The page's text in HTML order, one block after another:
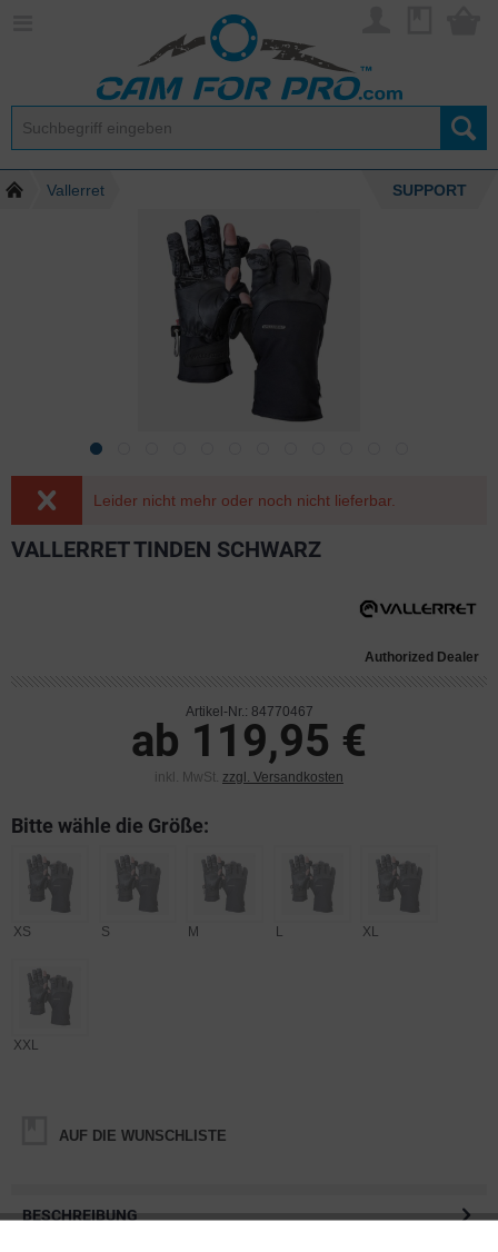
Vallerret SUPPORT
Leider nicht mehr oder noch nicht lieferbar.
VALLERRET TINDEN SCHWARZ
Authorized Dealer
Artikel-Nr.: 84770467
ab 119,95 €
inkl. MwSt. zzgl. Versandkosten
Bitte wähle die Größe:
XS S M L XL
XXL
AUF DIE WUNSCHLISTE
BESCHREIBUNG